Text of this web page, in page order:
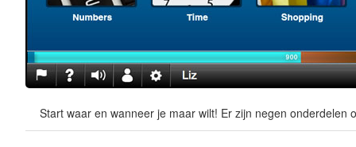
Start waar en wanneer je maar wilt! Er zijn negen onderdelen